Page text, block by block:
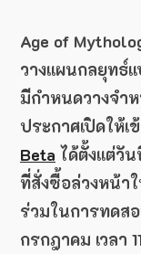
Age of
วางแผนกลยุทธ์
มีกำหนดวางจำ
ประกาศเปิดให้
Beta ได้ตั้งแต่วั
ที่สั่งซื้อล่วงหน้า
ร่วมในการทดส
กรกฎาคม เวลา